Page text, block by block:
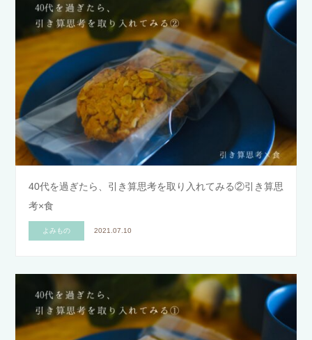
40代を過ぎたら、引き算思考を取り入れてみる②引き算思
考×食
よみもの 2021.07.10